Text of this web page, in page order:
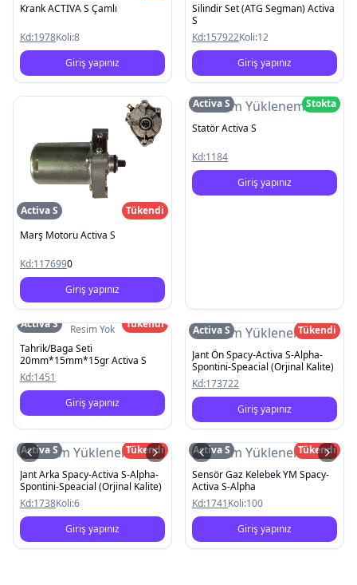
Krank ACTIVA S Çamlı
Kd:1978Koli:8
Giriş yapınız
Silindir Set (ATG Segman) Activa
S
Kd:157922Koli:12
Giriş yapınız
Activa S
Tükendi
Marş Motoru Activa S
Kd:1176990
Giriş yapınız
Resim Yüklenemedi
Activa S
Stokta
Statör Activa S
Kd:1184
Giriş yapınız
Resim Yok
Activa S
Tükendi
Tahrik/Baga Seti
20mm*15mm*15gr Activa S
Kd:1451
Giriş yapınız
Resim Yüklenemedi
Activa S
Tükendi
Jant Ön Spacy-Activa S-Alpha-
Spontini-Speacial (Orjinal Kalite)
Kd:173722
Giriş yapınız
Resim Yüklenemedi
Activa S
Tükendi
Jant Arka Spacy-Activa S-Alpha-
Spontini-Speacial (Orjinal Kalite)
Kd:1738Koli:6
Giriş yapınız
Resim Yüklenemedi
Activa S
Tükendi
Sensör Gaz Kelebek YM Spacy-
Activa S-Alpha
Kd:1741Koli:100
Giriş yapınız